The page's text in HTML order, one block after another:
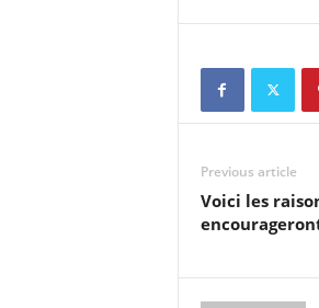
Previous article
Voici les